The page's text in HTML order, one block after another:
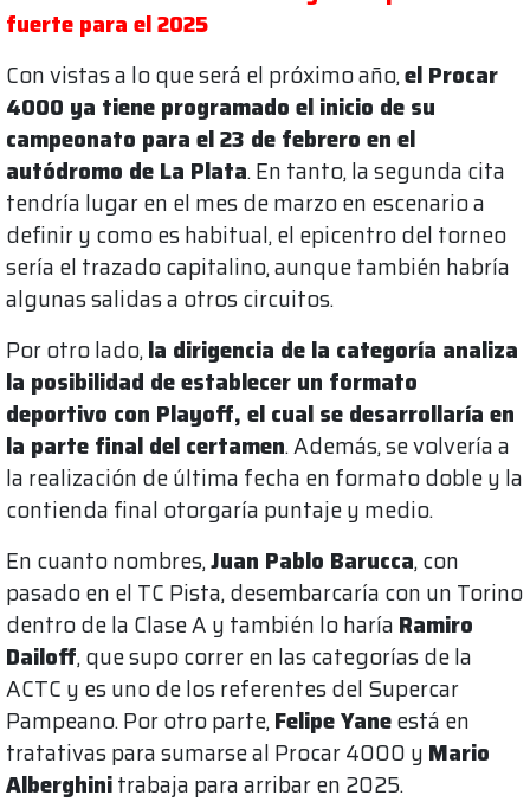
fuerte para el 2025
Con vistas a lo que será el próximo año,el Procar
4000 ya tiene programado el inicio de su
campeonato para el 23 de febrero en el
autódromo de La Plata. En tanto, la segunda cita
tendría lugar en el mes de marzo en escenario a
definir y como es habitual, el epicentro del torneo
sería el trazado capitalino, aunque también habría
algunas salidas a otros circuitos.
Por otro lado,la dirigencia de la categoría analiza
la posibilidad de establecer un formato
deportivo con Playoff, el cual se desarrollaría en
la parte final del certamen. Además, se volvería a
la realización de última fecha en formato doble y la
contienda final otorgaría puntaje y medio.
En cuanto nombres,Juan Pablo Barucca, con
pasado en el TC Pista, desembarcaría con un Torino
dentro de la Clase A y también lo haría Ramiro
Dailoff, que supo correr en las categorías de la
ACTC y es uno de los referentes del Supercar
Pampeano. Por otro parte,Felipe Yaneestá en
tratativas para sumarse al Procar 4000 y Mario
Alberghinitrabaja para arribar en 2025.